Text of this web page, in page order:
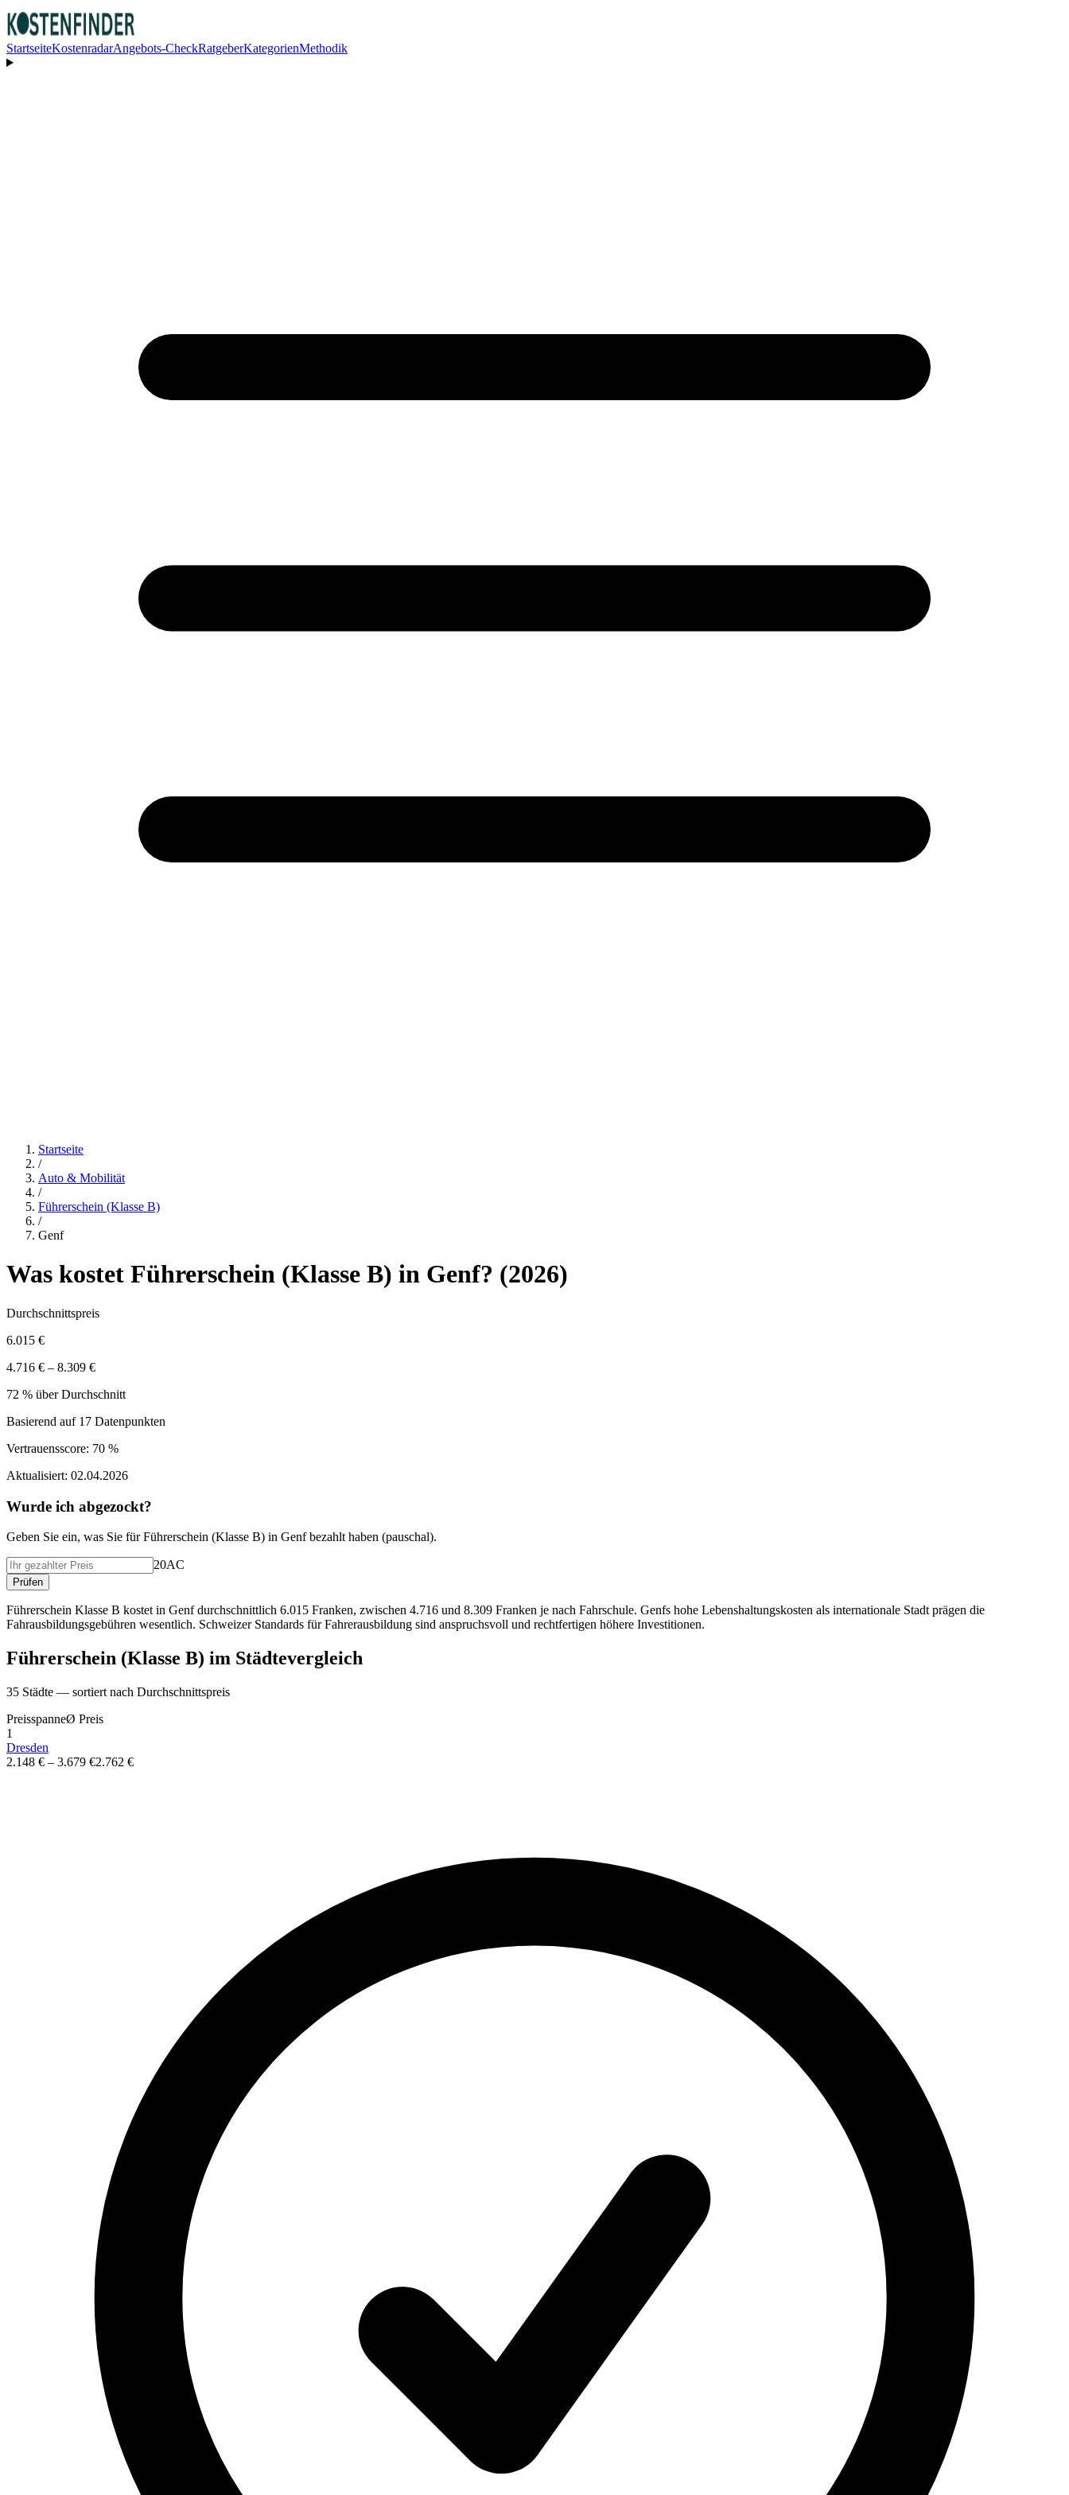
StartseiteKostenradarAngebots-CheckRatgeberKategorienMethodik
Startseite
/
Auto & Mobilität
/
Führerschein (Klasse B)
/
Genf
Was kostet Führerschein (Klasse B) in Genf? (2026)
Durchschnittspreis
6.015 €
4.716 € – 8.309 €
72 % über Durchschnitt
Basierend auf 17 Datenpunkten
Vertrauensscore: 70 %
Aktualisiert: 02.04.2026
Wurde ich abgezockt?
Geben Sie ein, was Sie fürFührerschein (Klasse B) in Genf bezahlt haben (pauschal).
20AC
Prüfen
Führerschein Klasse B kostet in Genf durchschnittlich 6.015 Franken, zwischen 4.716 und 8.309 Franken je nach Fahrschule. Genfs hohe Lebenshaltungskosten als internationale Stadt prägen die
Fahrausbildungsgebühren wesentlich. Schweizer Standards für Fahrerausbildung sind anspruchsvoll und rechtfertigen höhere Investitionen.
Führerschein (Klasse B) im Städtevergleich
35 Städte — sortiert nach Durchschnittspreis
PreisspanneØ Preis
1
Dresden
2.148 € – 3.679 €2.762 €